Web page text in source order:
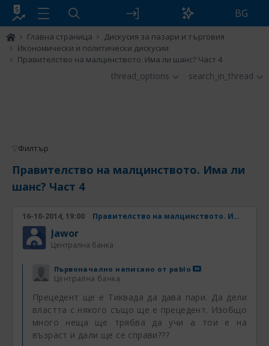
BG
Главна страница
Дискусия за пазари и търговия
Икономически и политически дискусии
Правителство на малцинството. Има ли шанс? Част 4
thread_options search_in_thread
Филтър
Правителство на малцинството. Има ли
шанс? Част 4
16-10-2014, 19:00 Правителство на малцинството. Има ли шанс? Част 4
Jawor
Централна банка
Първоначално написано от pablo
Централна банка
Прецедент ще е Тиквада да дава пари. Да дели
властта с някого също ще е прецедент. Изобщо
много неща ще трябва да учи а тои е на
възраст и дали ще се справи???